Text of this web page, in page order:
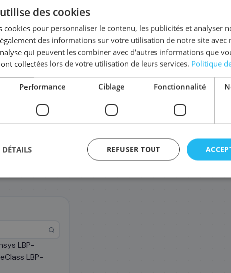
LBP-
LBP-
Expédié le jour même —
commandez avant 14h
Coût par impression :0,0354€
des cookies
cookies pour personnaliser le contenu, les publicités et analyser
des informations sur votre utilisation de notre site avec
qui peuvent les combiner avec d'autres informations que
collectées lors de votre utilisation de leurs services. Politique
Performance Ciblage Fonctionnalité
REFUSER TOUT
DÉTAILS